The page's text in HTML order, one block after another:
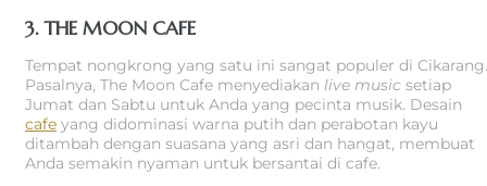
3. THE MOON CAFE
Tempat nongkrong yang satu ini sangat populer di Cikarang.
Pasalnya, The Moon Cafe menyediakan live music setiap
Jumat dan Sabtu untuk Anda yang pecinta musik. Desain
cafe yang didominasi warna putih dan perabotan kayu
ditambah dengan suasana yang asri dan hangat, membuat
Anda semakin nyaman untuk bersantai di cafe.